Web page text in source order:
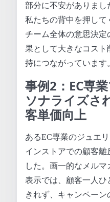
部分に不安がありま
私たちの背中を押して
チーム全体の意思決
果として大きなコスト
持につながっています
事例2：EC専
ソナライズさ
客単価向上
あるEC専業のジュエ
インストアでの顧客離
した。画一的なメル
表示では、顧客一人ひ
きれず、キャンペーン